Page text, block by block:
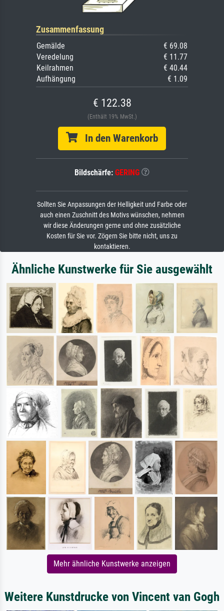
Zusammenfassung
Gemälde
€ 69.08
Veredelung
€ 11.77
Keilrahmen
€ 40.44
Aufhängung
€ 1.09
€ 122.38
(Enthält 19% MwSt.)
In den Warenkorb
Bildschärfe: GERING
Sollten Sie Anpassungen der Helligkeit und Farbe oder
auch einen Zuschnitt des Motivs wünschen, nehmen
wir diese Änderungen gerne und ohne zusätzliche
Kosten für Sie vor. Zögern Sie bitte nicht, uns zu
kontaktieren.
Ähnliche Kunstwerke für Sie ausgewählt
Mehr ähnliche Kunstwerke anzeigen
Weitere Kunstdrucke von Vincent van Gogh